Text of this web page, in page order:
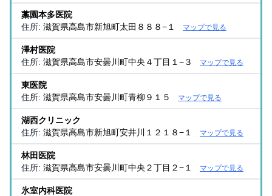
藁園本多医院
住所: 滋賀県高島市新旭町太田８８８−１ マップで見る
澤村医院
住所: 滋賀県高島市安曇川町中央４丁目１−３ マップで見る
東医院
住所: 滋賀県高島市安曇川町青柳９１５ マップで見る
湖西クリニック
住所: 滋賀県高島市新旭町安井川１２１８−１ マップで見る
林田医院
住所: 滋賀県高島市安曇川町中央２丁目２−１ マップで見る
氷室内科医院